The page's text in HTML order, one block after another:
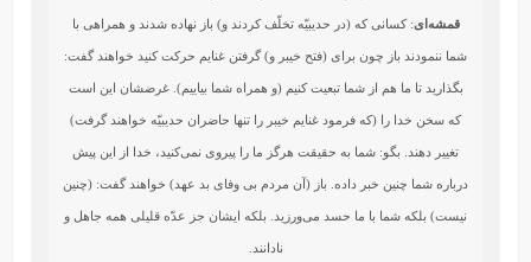
قمشه‌ای: کسانی که (در حدیبیّه تخلّف کردند و) باز نهاده شدند و همراهی با
شما ننمودند باز چون برای (فتح خیبر و) گرفتن غنایم حرکت کنید خواهند گفت:
بگذارید تا ما هم از شما تبعیت کنیم (و همراه شما بیاییم). غرضشان این است
که سخن خدا را (که فرمود غنایم خیبر را تنها حاضران حدیبیّه خواهند گرفت)
تغییر دهند. بگو: شما به حقیقت هرگز ما را پیروی نمی‌کنید، خدا از این پیش
درباره شما چنین خبر داده. باز (آن مردم بی وفای بد عهد) خواهند گفت: (چنین
نیست) بلکه شما با ما حسد می‌ورزید. بلکه ایشان جز عدّه قلیلی همه جاهل و
نادانند.